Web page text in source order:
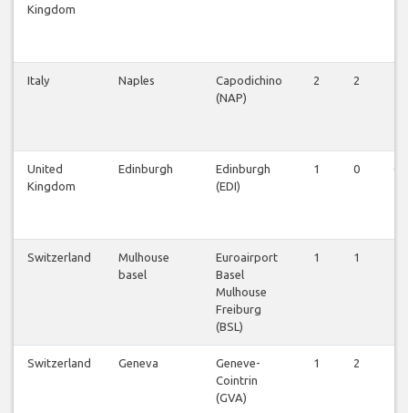
Kingdom
Italy Naples
Capodichino
(NAP)
2 2
United
Kingdom
Edinburgh
Edinburgh
(EDI)
1 0 0
Switzerland
Mulhouse
basel
Euroairport
Basel
Mulhouse
Freiburg
(BSL)
1 1
Switzerland Geneva
Geneve-
Cointrin
(GVA)
1 2